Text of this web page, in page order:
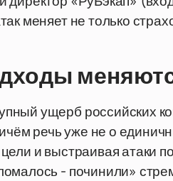
меняет не только
ущерб российских
речь уже не о
и выстраивая атаки
- починили»